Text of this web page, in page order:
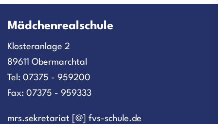
Mädchenrealschule
Klosteranlage 2
89611 Obermarchtal
Tel: 07375 - 959200
Fax: 07375 - 959333
mrs.sekretariat [@] fvs-schule.de